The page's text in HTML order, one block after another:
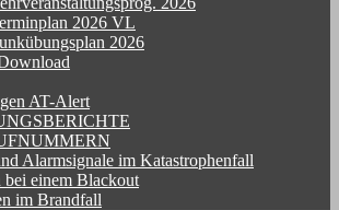
2026 VL
2026
AT-Alert
Alarmsignale im Katastrophenfall
bei einem Blackout
im Brandfall